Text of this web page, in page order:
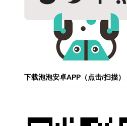
下载泡泡安卓APP（点击/扫描）